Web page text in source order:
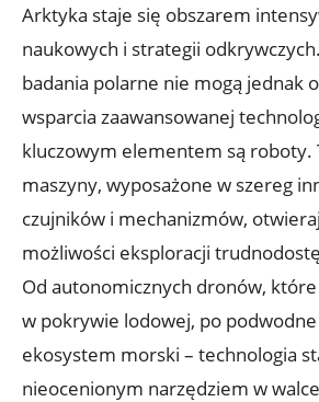
Arktyka staje się obszarem
naukowych i⁢ strategii
badania polarne nie‌ mogą jednak
wsparcia zaawansowanej
kluczowym elementem są roboty.​
maszyny, wyposażone w⁢ szereg
czujników ⁣i ⁢mechanizmów,
możliwości eksploracji
Od autonomicznych dronów,
w pokrywie lodowej, po‍
ekosystem morski – technologia⁢
nieocenionym narzędziem w